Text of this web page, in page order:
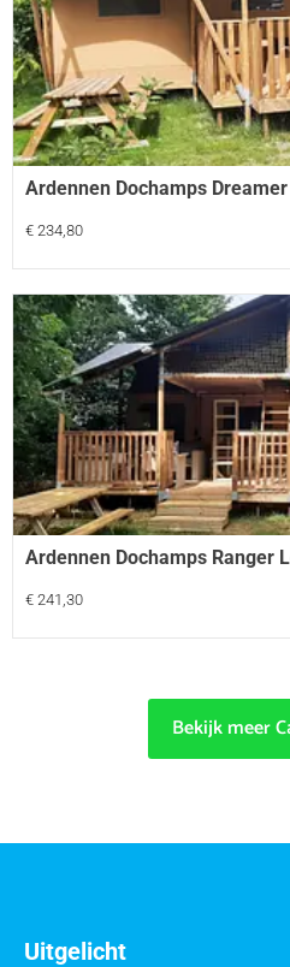
Ardennen Dochamps Dreamer
€ 234,80
Ardennen Dochamps Ranger
€ 241,30
Bekijk meer
Uitgelicht